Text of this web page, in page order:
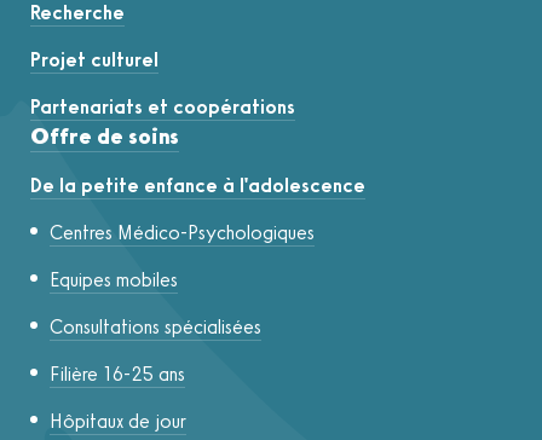
Recherche
Projet culturel
Partenariats et coopérations
Offre de soins
De la petite enfance à l'adolescence
Centres Médico-Psychologiques
Equipes mobiles
Consultations spécialisées
Filière 16-25 ans
Hôpitaux de jour